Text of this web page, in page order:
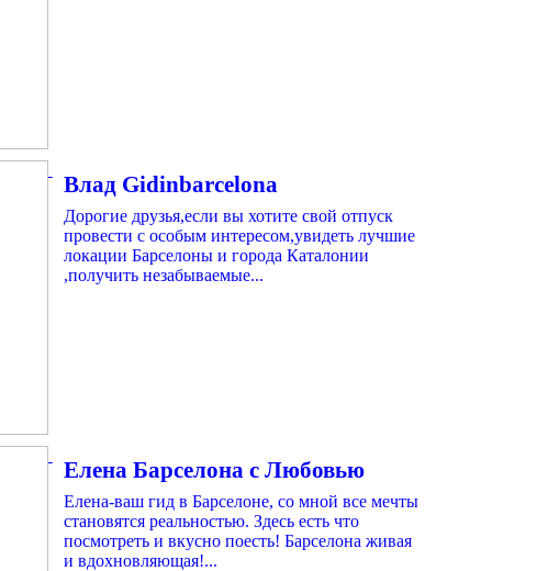
Влад Gidinbarcelona
Дорогие друзья,если вы хотите свой отпуск
провести с особым интересом,увидеть лучшие
локации Барселоны и города Каталонии
,получить незабываемые...
Елена Барселона с Любовью
Елена-ваш гид в Барселоне, со мной все мечты
становятся реальностью. Здесь есть что
посмотреть и вкусно поесть! Барселона живая
и вдохновляющая!...